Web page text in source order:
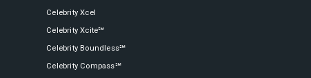
Millennium®
Celebrity Xcel
Celebrity Xcite℠
Celebrity Boundless℠
Celebrity Compass℠